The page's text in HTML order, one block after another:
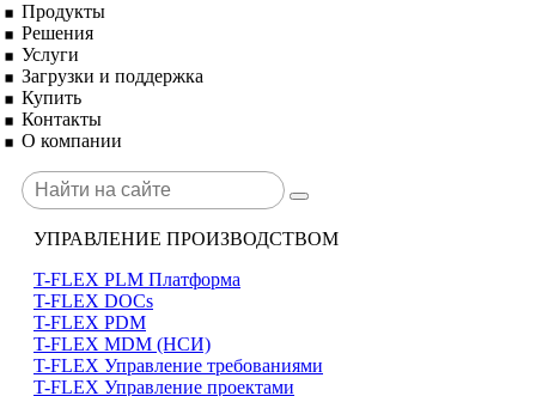
Продукты
Решения
Услуги
Загрузки и поддержка
Купить
Контакты
О компании
УПРАВЛЕНИЕ ПРОИЗВОДСТВОМ
T-FLEX PLM Платформа
T-FLEX DOCs
T-FLEX PDM
T-FLEX MDM (НСИ)
T-FLEX Управление требованиями
T-FLEX Управление проектами